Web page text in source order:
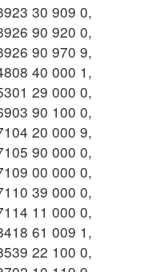
30 909 0,
90 920 0,
90 970 9,
40 000 1,
29 000 0,
90 100 0,
20 000 9,
90 000 0,
00 000 0,
39 000 0,
11 000 0,
61 009 1,
22 100 0,